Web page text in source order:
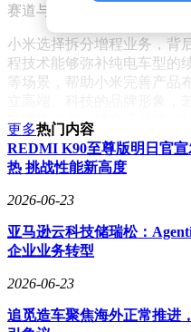
赛道与鸿蒙智行正面竞争的
小米选择拆分增程业务，背
程技术能够弥补纯电车型的
等场景，帮助小米完善产品
发调性冲突。独立子品牌“寻
价更亲民，精准匹配不同消
调整价格策略，下沉至20-
的空白。
从行业趋势看，新能源市场
行通过多品牌覆盖不同价位
渗透。小米的布局与之类似
不仅有助于小米扩大用户基
更多热门内容
REDMI K90至尊版明日官
热 挑战性能新高度
2026-06-23
亚马逊云科技储瑞松：
企业业务转型
2026-06-23
追觅造车聚焦海外正常推进